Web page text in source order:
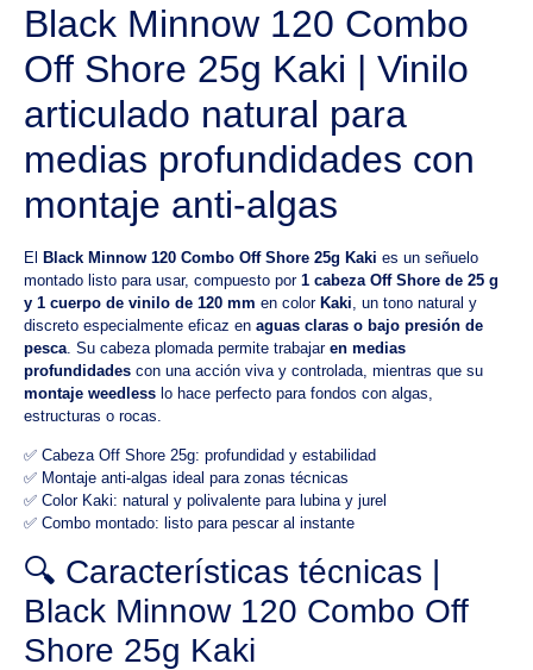
Black Minnow 120 Combo
Off Shore 25g Kaki | Vinilo
articulado natural para
medias profundidades con
montaje anti-algas
El Black Minnow 120 Combo Off Shore 25g Kaki es un señuelo
montado listo para usar, compuesto por 1 cabeza Off Shore de 25 g
y 1 cuerpo de vinilo de 120 mm en color Kaki , un tono natural y
discreto especialmente eficaz en aguas claras o bajo presión de
pesca . Su cabeza plomada permite trabajar en medias
profundidades con una acción viva y controlada, mientras que su
montaje weedless lo hace perfecto para fondos con algas,
estructuras o rocas.
✅ Cabeza Off Shore 25g: profundidad y estabilidad
✅ Montaje anti-algas ideal para zonas técnicas
✅ Color Kaki: natural y polivalente para lubina y jurel
✅ Combo montado: listo para pescar al instante
🔍 Características técnicas |
Black Minnow 120 Combo Off
Shore 25g Kaki